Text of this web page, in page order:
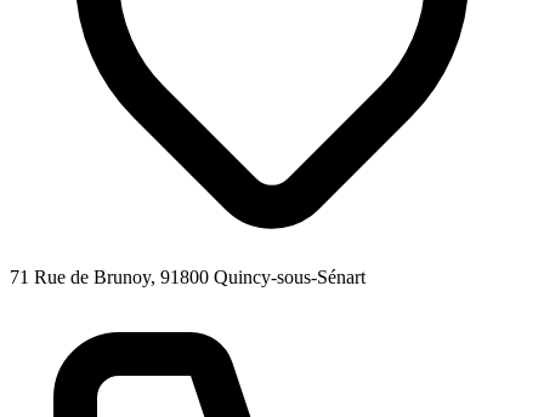
71 Rue de Brunoy, 91800 Quincy-sous-Sénart